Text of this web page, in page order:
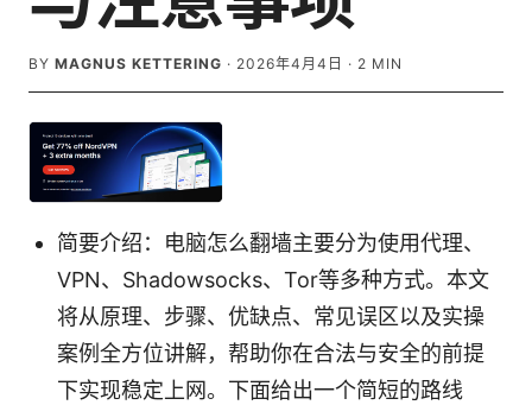
BY MAGNUS KETTERING · 2026年4月4日 · 2 MIN
简要介绍：电脑怎么翻墙主要分为使用代理、
VPN、Shadowsocks、Tor等多种方式。本文
将从原理、步骤、优缺点、常见误区以及实操
案例全方位讲解，帮助你在合法与安全的前提
下实现稳定上网。下面给出一个简短的路线